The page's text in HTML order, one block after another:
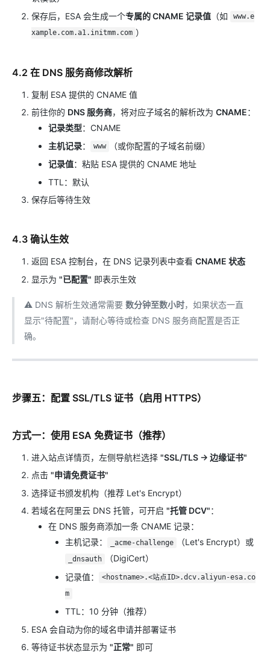
保存后，ESA 会生成一个专属的 CNAME 记录值 （如
www.e
xample.com.a1.initmm.com ）
4.2 在 DNS 服务商修改解析
复制 ESA 提供的 CNAME 值
前往你的 DNS 服务商，将对应子域名的解析改为 CNAME：
记录类型：CNAME
主机记录： www
（或你配置的子域名前缀）
记录值：粘贴 ESA 提供的 CNAME 地址
TTL：默认
保存后等待生效
4.3 确认生效
返回 ESA 控制台，在 DNS 记录列表中查看 CNAME 状态
显示为 "已配置" 即表示生效
⚠️ DNS 解析生效通常需要 数分钟至数小时，如果状态一直
显示"待配置"，请耐心等待或检查 DNS 服务商配置是否正
确。
步骤五：配置 SSL/TLS 证书（启用 HTTPS）
方式一：使用 ESA 免费证书（推荐）
进入站点详情页，左侧导航栏选择 "SSL/TLS → 边缘证书"
点击 "申请免费证书"
选择证书颁发机构（推荐 Let's Encrypt）
若域名在阿里云 DNS 托管，可开启 "托管 DCV"：
在 DNS 服务商添加一条 CNAME 记录：
主机记录：
_acme-challenge （Let's Encrypt）或
_dnsauth
（DigiCert）
记录值：
<hostname>.<站点ID>.dcv.aliyun-esa.co
m
TTL：10 分钟（推荐）
ESA 会自动为你的域名申请并部署证书
等待证书状态显示为 "正常" 即可